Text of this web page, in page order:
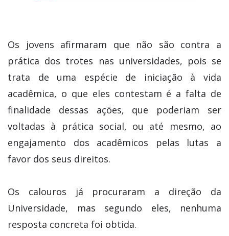
Os jovens afirmaram que não são contra a
prática dos trotes nas universidades, pois se
trata de uma espécie de iniciação à vida
acadêmica, o que eles contestam é a falta de
finalidade dessas ações, que poderiam ser
voltadas à prática social, ou até mesmo, ao
engajamento dos acadêmicos pelas lutas a
favor dos seus direitos.
Os calouros já procuraram a direção da
Universidade, mas segundo eles, nenhuma
resposta concreta foi obtida.